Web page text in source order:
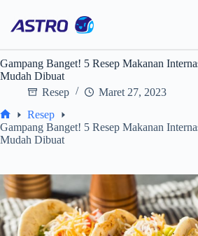
content
Gampang Banget! 5 Resep Makanan
Mudah Dibuat
Resep
Maret 27, 2023
Home
Resep
Gampang Banget! 5 Resep Makanan
Mudah Dibuat